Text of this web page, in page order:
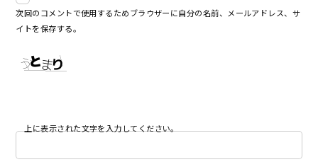
次回のコメントで使用するためブラウザーに自分の名前、メールアドレス、サ
イトを保存する。
上に表示された文字を入力してください。